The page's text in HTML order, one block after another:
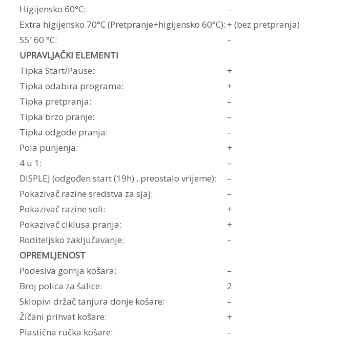
Higijensko 60°C:
–
Extra higijensko 70°C (Pretpranje+higijensko 60°C): + (bez pretpranja)
55′ 60 °C:
–
UPRAVLJAČKI ELEMENTI
Tipka Start/Pause:
+
Tipka odabira programa:
+
Tipka pretpranja:
–
Tipka brzo pranje:
–
Tipka odgode pranja:
–
Pola punjenja:
+
4 u 1:
–
DISPLEJ (odgođen start (19h) , preostalo vrijeme):
–
Pokazivač razine sredstva za sjaj:
–
Pokazivač razine soli:
+
Pokazivač ciklusa pranja:
+
Roditeljsko zaključavanje:
–
OPREMLJENOST
Podesiva gornja košara:
–
Broj polica za šalice:
2
Sklopivi držač tanjura donje košare:
–
Žičani prihvat košare:
+
Plastična ručka košare:
–